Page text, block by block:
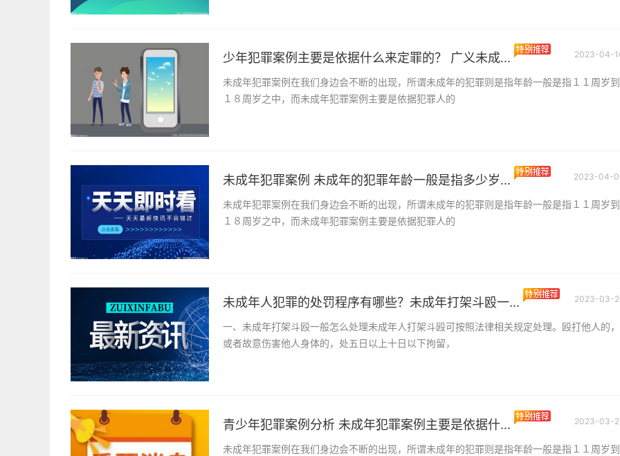
少年犯罪案例主要是依据什么来定罪的？ 广义未成... 2023-04-
未成年犯罪案例在我们身边会不断的出现，所谓未成年的犯罪则是指年龄一般是指１１周岁到
１８周岁之中，而未成年犯罪案例主要是依据犯罪人的
未成年犯罪案例 未成年的犯罪年龄一般是指多少岁... 2023-04-
未成年犯罪案例在我们身边会不断的出现，所谓未成年的犯罪则是指年龄一般是指１１周岁到
１８周岁之中，而未成年犯罪案例主要是依据犯罪人的
未成年人犯罪的处罚程序有哪些？未成年打架斗殴一... 2023-03-
一、未成年打架斗殴一般怎么处理未成年人打架斗殴可按照法律相关规定处理。殴打他人的，
或者故意伤害他人身体的，处五日以上十日以下拘留，
青少年犯罪案例分析 未成年犯罪案例主要是依据什... 2023-03-
未成年犯罪案例在我们身边会不断的出现，所谓未成年的犯罪则是指年龄一般是指１１周岁到
款吗？银行贷款可以
钱？
网商贷可以协商还款
能够证明自己没...